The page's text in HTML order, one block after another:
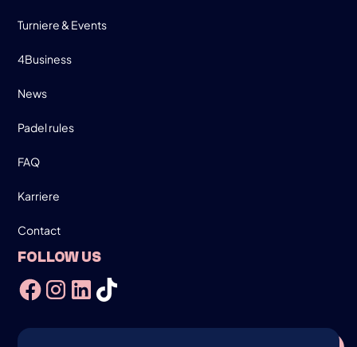
Turniere & Events
4Business
News
Padel rules
FAQ
Karriere
Contact
FOLLOW US